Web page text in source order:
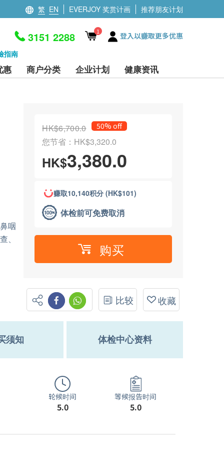
繁 EN EVERJOY 奖赏计画 推荐朋友计划
指南
3151 2288 1 登入以赚取更多优惠
惠 商户分类 企业计划 健康资讯
咽
、
HK$6,700.0 50% off
您节省：HK$3,320.0
HK$3,380.0
赚取10,140积分 (HK$101)
体检前可免费取消
购买
比较 收藏
须知 体检中心资料
轮候时间
5.0
等候报告时间
5.0